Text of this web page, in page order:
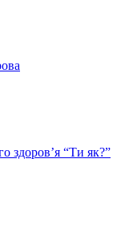
здоров’я “Ти як?”